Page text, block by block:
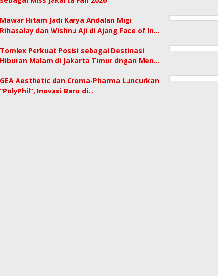
Mawar Hitam Jadi Karya Andalan Migi
Rihasalay dan Wishnu Aji di Ajang Face of In…
Tomlex Perkuat Posisi sebagai Destinasi
Hiburan Malam di Jakarta Timur dngan Men…
GEA Aesthetic dan Croma-Pharma Luncurkan
“PolyPhil”, Inovasi Baru di…